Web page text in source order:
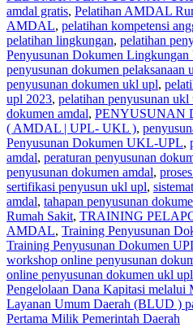
amdal gratis, Pelatihan AMDAL
AMDAL, pelatihan kompetensi
pelatihan lingkungan, pelatihan
Penyusunan Dokumen
penyusunan dokumen pelaksanaan
penyusunan dokumen ukl upl,
upl 2023, pelatihan penyusunan ukl
dokumen amdal, PENYUSUNAN
( AMDAL | UPL- UKL ),
Penyusunan Dokumen UKL-UPL,
amdal, peraturan penyusunan
penyusunan dokumen amdal,
sertifikasi penyusun ukl upl,
amdal, tahapan penyusunan
Rumah Sakit, TRAINING
AMDAL, Training Penyusunan
Training Penyusunan Dokumen
workshop online penyusunan
online penyusunan dokumen ukl upl
Pengelolaan Dana Kapitasi melalui
Layanan Umum Daerah (BLUD )
Pertama Milik Pemerintah Daerah